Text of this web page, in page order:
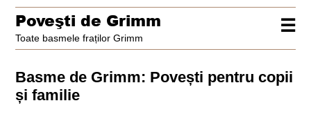
☰
Poveşti de Grimm
Toate basmele fraților Grimm
Basme de Grimm: Povești pentru copii
și familie